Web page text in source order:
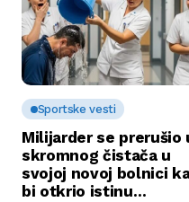
Sportske vesti
Milijarder se prerušio
skromnog čistača u
svojoj novoj bolnici
bi otkrio istinu…